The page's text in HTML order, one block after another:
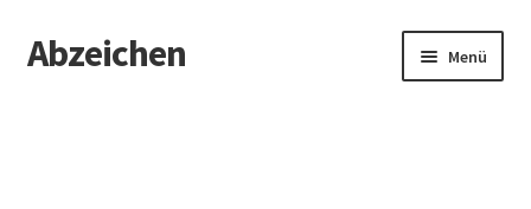
Zur
Navigation
Zum
Inhalt
Abzeichen Menü